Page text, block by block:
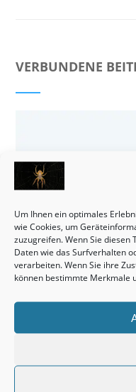
Um Ihnen ein optimales
wie Cookies, um
zuzugreifen. Wenn Sie diesen
Daten wie das Surfverhalten
verarbeiten. Wenn Sie ihre
können bestimmte Merkmale
VERBUNDENE
Doppelhaushälften sind
vielversprechende